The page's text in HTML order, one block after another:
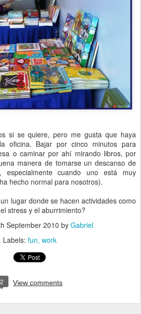
si se quiere, pero me gusta que haya
oficina. Bajar por cinco minutos para
o caminar por ahí mirando libros, por
manera de tomarse un descanso de
especialmente cuando uno está muy
hecho normal para nosotros).
lugar donde se hacen actividades como
stress y el aburrimiento?
September 2010 by Gabriel
Labels: fun work
2 View comments